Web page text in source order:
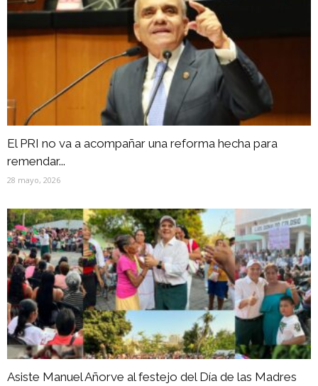
El PRI no va a acompañar una reforma hecha para
remendar...
28 mayo, 2026
Asiste Manuel Añorve al festejo del Día de las Madres